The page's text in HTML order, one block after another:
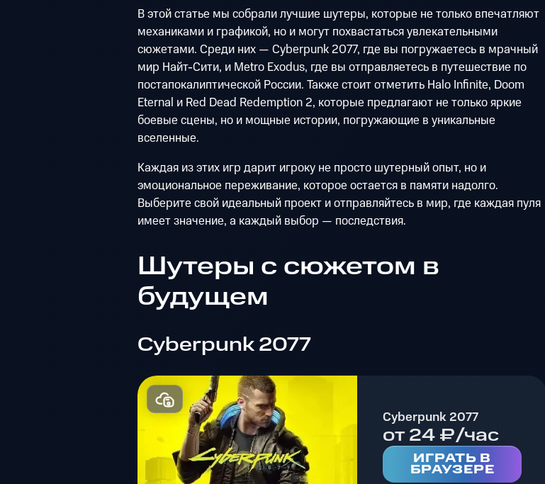
В этой статье мы собрали лучшие шутеры, которые не только впечатляют
механиками и графикой, но и могут похвастаться увлекательными
сюжетами. Среди них — Cyberpunk 2077, где вы погружаетесь в мрачный
мир Найт-Сити, и Metro Exodus, где вы отправляетесь в путешествие по
постапокалиптической России. Также стоит отметить Halo Infinite, Doom
Eternal и Red Dead Redemption 2, которые предлагают не только яркие
боевые сцены, но и мощные истории, погружающие в уникальные
вселенные.
Каждая из этих игр дарит игроку не просто шутерный опыт, но и
эмоциональное переживание, которое остается в памяти надолго.
Выберите свой идеальный проект и отправляйтесь в мир, где каждая пуля
имеет значение, а каждый выбор — последствия.
Шутеры с сюжетом в
будущем
Cyberpunk 2077
Cyberpunk 2077
от 24 ₽/час
ИГРАТЬ В
БРАУЗЕРЕ